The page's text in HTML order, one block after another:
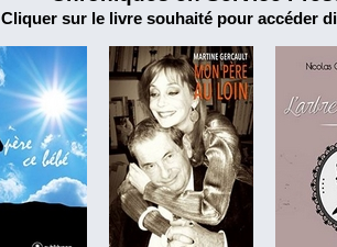
Cliquer sur le livre souhaité pour accéder